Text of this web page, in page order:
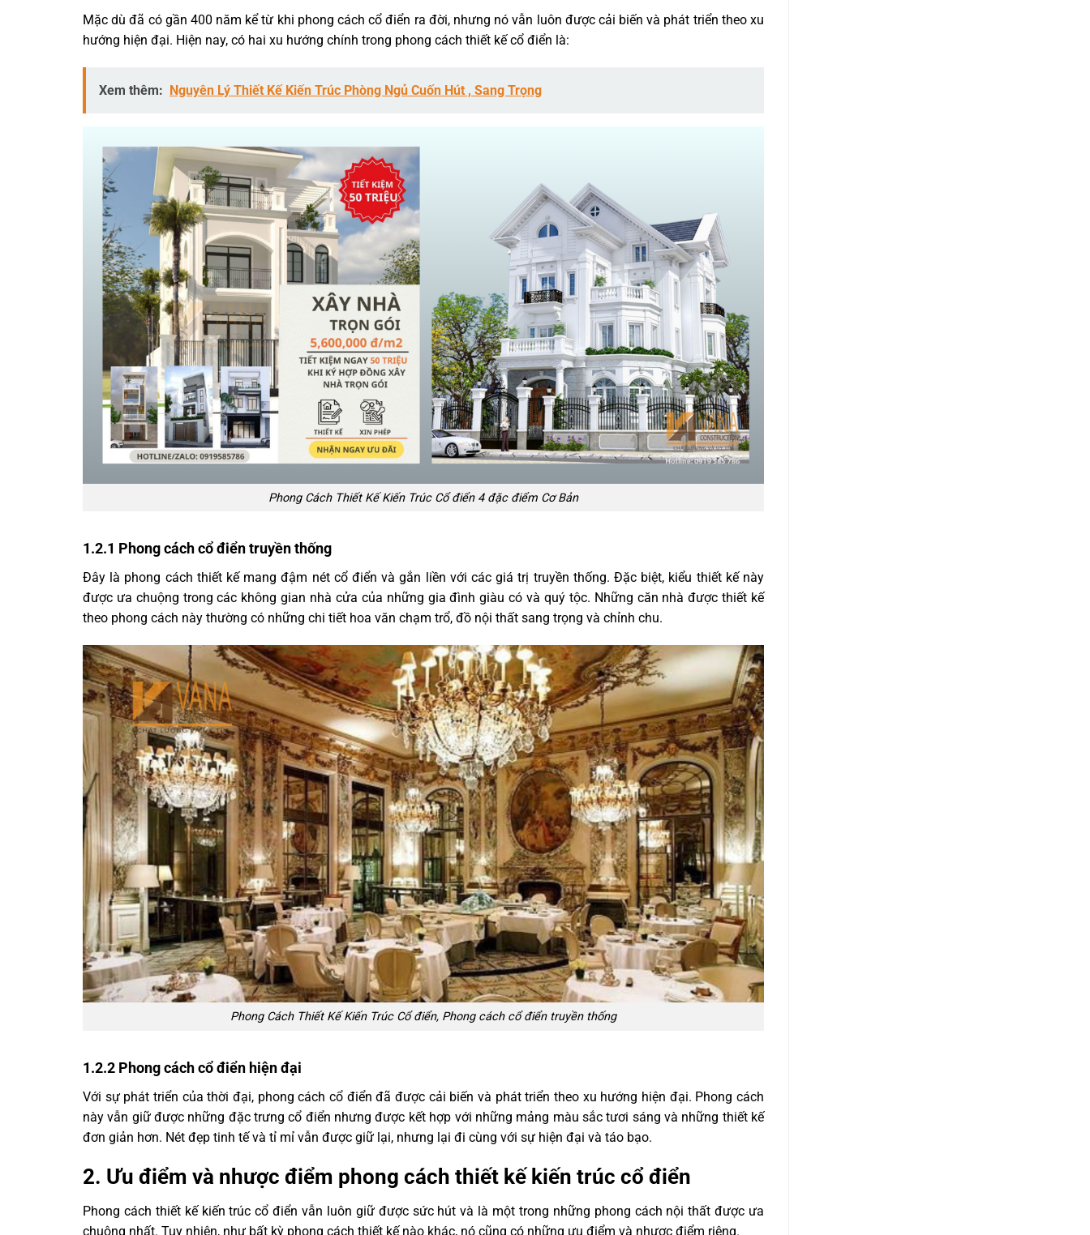
Mặc dù đã có gần 400 năm kể từ khi phong cách cổ điển ra đời, nhưng nó vẫn luôn được cải biến và phát triển theo xu
hướng hiện đại. Hiện nay, có hai xu hướng chính trong phong cách thiết kế cổ điển là:
Xem thêm: Nguyên Lý Thiết Kế Kiến Trúc Phòng Ngủ Cuốn Hút , Sang Trọng
Phong Cách Thiết Kế Kiến Trúc Cổ điển 4 đặc điểm Cơ Bản
1.2.1 Phong cách cổ điển truyền thống
Đây là phong cách thiết kế mang đậm nét cổ điển và gắn liền với các giá trị truyền thống. Đặc biệt, kiểu thiết kế này
được ưa chuộng trong các không gian nhà cửa của những gia đình giàu có và quý tộc. Những căn nhà được thiết kế
theo phong cách này thường có những chi tiết hoa văn chạm trổ, đồ nội thất sang trọng và chỉnh chu.
Phong Cách Thiết Kế Kiến Trúc Cổ điển, Phong cách cổ điển truyền thống
1.2.2 Phong cách cổ điển hiện đại
Với sự phát triển của thời đại, phong cách cổ điển đã được cải biến và phát triển theo xu hướng hiện đại. Phong cách
này vẫn giữ được những đặc trưng cổ điển nhưng được kết hợp với những mảng màu sắc tươi sáng và những thiết kế
đơn giản hơn. Nét đẹp tinh tế và tỉ mỉ vẫn được giữ lại, nhưng lại đi cùng với sự hiện đại và táo bạo.
2. Ưu điểm và nhược điểm phong cách thiết kế kiến trúc cổ điển
Phong cách thiết kế kiến trúc cổ điển vẫn luôn giữ được sức hút và là một trong những phong cách nội thất được ưa
chuộng nhất. Tuy nhiên, như bất kỳ phong cách thiết kế nào khác, nó cũng có những ưu điểm và nhược điểm riêng.